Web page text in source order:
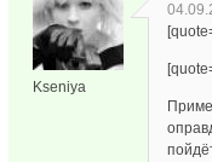
Kseniya